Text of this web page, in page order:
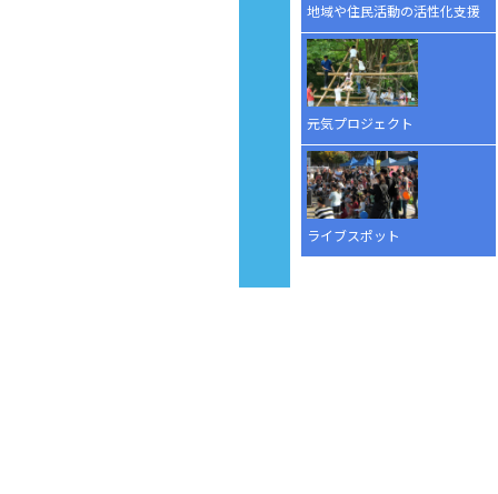
地域や住民活動の活性化支援
元気プロジェクト
ライブスポット